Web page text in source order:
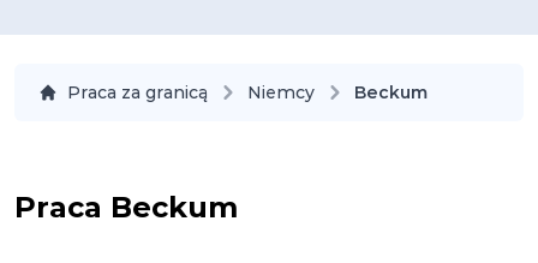
Praca za granicą Niemcy Beckum
Praca Beckum